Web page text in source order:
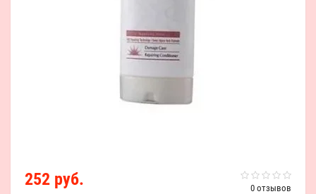
0 отзывов
252 руб.